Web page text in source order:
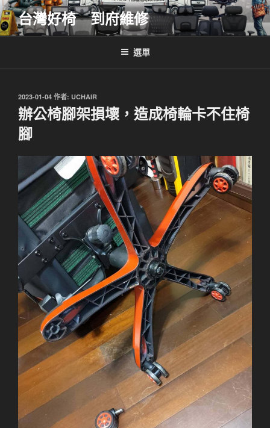
跳
至
主
台灣好椅 到府維修
選單
發
佈
於
2023-01-04 作者: UCHAIR
辦公椅腳架損壞，造成椅輪卡不住椅
腳